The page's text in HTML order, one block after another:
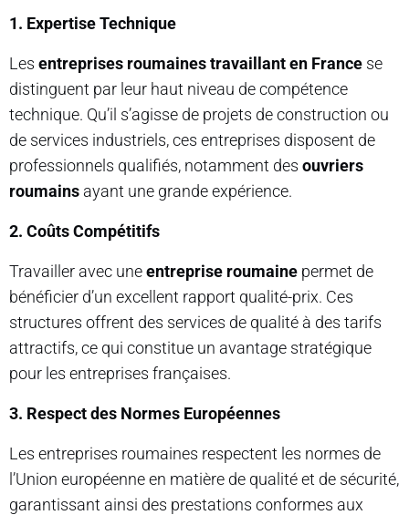
1. Expertise Technique
Les entreprises roumaines travaillant en France se
distinguent par leur haut niveau de compétence
technique. Qu’il s’agisse de projets de construction ou
de services industriels, ces entreprises disposent de
professionnels qualifiés, notamment des ouvriers
roumains ayant une grande expérience.
2. Coûts Compétitifs
Travailler avec uneentreprise roumaine permet de
bénéficier d’un excellent rapport qualité-prix. Ces
structures offrent des services de qualité à des tarifs
attractifs, ce qui constitue un avantage stratégique
pour les entreprises françaises.
3. Respect des Normes Européennes
Les entreprises roumaines respectent les normes de
l’Union européenne en matière de qualité et de sécurité,
garantissant ainsi des prestations conformes aux